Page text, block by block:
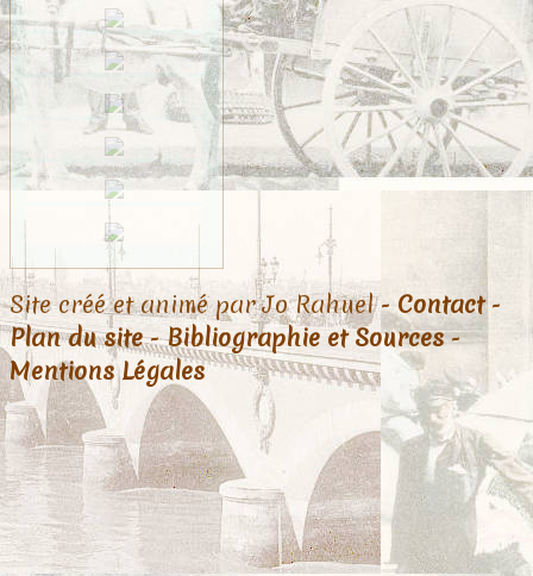
Site créé et animé par Jo Rahuel -Contact-
Plan du site-Bibliographie et Sources-
Mentions Légales